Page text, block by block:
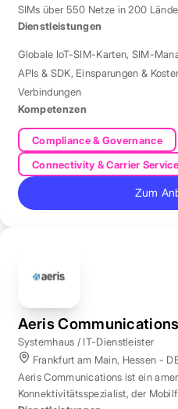
SIMs über 550 Netze in 200
Dienstleistungen
Globale IoT-SIM-Karten, SIM-
APIs & SDK, Einsparungen &
Verbindungen
Kompetenzen
Compliance & Governance
Connectivity & Carrier
Zum
Aeris
Systemhaus / IT-Dienstleister
Frankfurt am Main, Hessen -
Aeris Communications ist ein
Konnektivitätsspezialist, der